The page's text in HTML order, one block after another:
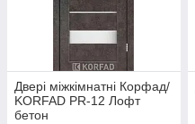
Двері міжкімнатні Корфад/
KORFAD PR-12 Лофт
бетон